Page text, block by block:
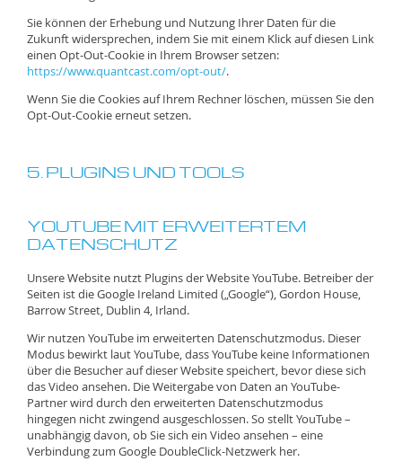
Sie können der Erhebung und Nutzung Ihrer Daten für die
Zukunft widersprechen, indem Sie mit einem Klick auf diesen Link
einen Opt-Out-Cookie in Ihrem Browser setzen:
https://www.quantcast.com/opt-out/.
Wenn Sie die Cookies auf Ihrem Rechner löschen, müssen Sie den
Opt-Out-Cookie erneut setzen.
5. PLUGINS UND TOOLS
YOUTUBE MIT ERWEITERTEM
DATENSCHUTZ
Unsere Website nutzt Plugins der Website YouTube. Betreiber der
Seiten ist die Google Ireland Limited („Google“), Gordon House,
Barrow Street, Dublin 4, Irland.
Wir nutzen YouTube im erweiterten Datenschutzmodus. Dieser
Modus bewirkt laut YouTube, dass YouTube keine Informationen
über die Besucher auf dieser Website speichert, bevor diese sich
das Video ansehen. Die Weitergabe von Daten an YouTube-
Partner wird durch den erweiterten Datenschutzmodus
hingegen nicht zwingend ausgeschlossen. So stellt YouTube –
unabhängig davon, ob Sie sich ein Video ansehen – eine
Verbindung zum Google DoubleClick-Netzwerk her.